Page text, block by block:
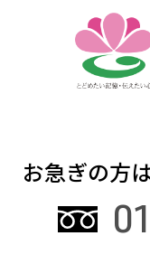
お急ぎの方